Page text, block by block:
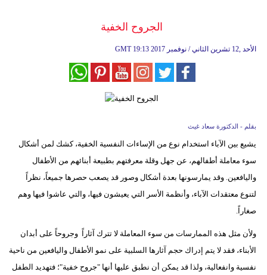
الجروح الخفية
GMT 19:13 2017 الأحد ,12 تشرين الثاني / نوفمبر
بقلم - الدكتورة سعاد غيث
يشيع بين الآباء استخدام نوع من الإساءات النفسية الخفية، كشك لمن أشكال
سوء معاملة أطفالهم، عن جهل وقلة معرفتهم بطبيعة أبنائهم من الأطفال
واليافعين. وقد يمارسونها بعدة أشكال وصور قد يصعب حصرها جميعاً، نظراً
لتنوع معتقدات الآباء، وأنظمة الأسر التي يعيشون فيها، والتي عاشوا فيها وهم
صغاراً.
ولأن مثل هذه الممارسات من سوء المعاملة لا تترك آثاراً وجروحاً على أبدان
الأبناء، فقد لا يتم إدراك حجم آثارها السلبية على نمو الأطفال واليافعين من ناحية
نفسية وانفعالية، ولذا قد يمكن أن نطبق عليها أنها "جروح خفية"؛ فتهديد الطفل